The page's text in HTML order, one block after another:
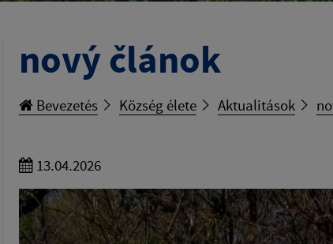
nový článok
Bevezetés Község élete Aktualitások
13.04.2026